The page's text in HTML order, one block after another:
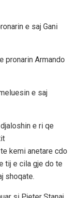
e saj Gani
pronarin Armando
e saj
e ri qe
kemi anetare cdo
tij e cila gje do te
shoqate.